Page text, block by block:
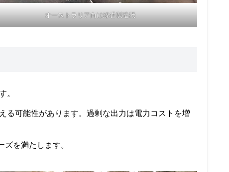
オーストラリア向け線香製造機
る可能性があります。過剰な出力は電力コストを増
を満たします。